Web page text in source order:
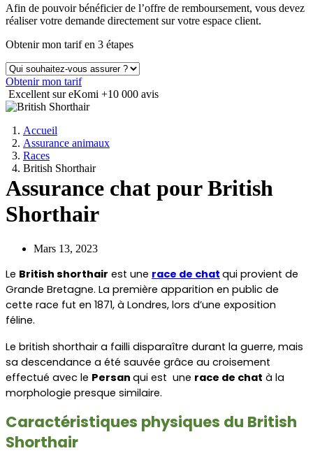
Afin de pouvoir bénéficier de l’offre de remboursement, vous devez
réaliser votre demande directement sur votre espace client.
Obtenir mon tarif en 3 étapes
Obtenir mon tarif
Excellent sur eKomi +10 000 avis
Accueil
Assurance animaux
Races
British Shorthair
Assurance chat pour British
Shorthair
Mars 13, 2023
Le British shorthair est une race de chat qui provient de
Grande Bretagne. La première apparition en public de
cette race fut en 1871, à Londres, lors d’une exposition
féline.
Le british shorthair a failli disparaître durant la guerre, mais
sa descendance a été sauvée grâce au croisement
effectué avec le Persan qui est  une race de chat à la
morphologie presque similaire.
Caractéristiques physiques du British
Shorthair